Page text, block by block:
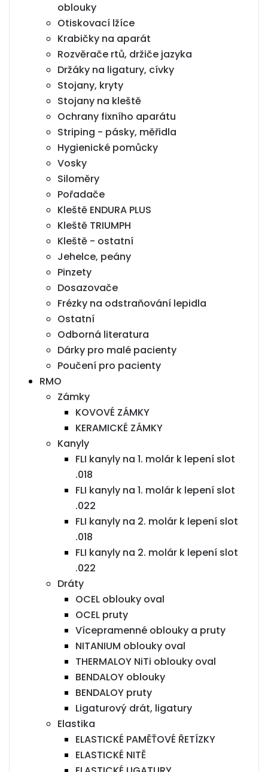
oblouky
Otiskovací lžíce
Krabičky na aparát
Rozvěrače rtů, držiče jazyka
Držáky na ligatury, cívky
Stojany, kryty
Stojany na kleště
Ochrany fixního aparátu
Striping - pásky, měřidla
Hygienické pomůcky
Vosky
Siloměry
Pořadače
Kleště ENDURA PLUS
Kleště TRIUMPH
Kleště - ostatní
Jehelce, peány
Pinzety
Dosazovače
Frézky na odstraňování lepidla
Ostatní
Odborná literatura
Dárky pro malé pacienty
Poučení pro pacienty
RMO
Zámky
KOVOVÉ ZÁMKY
KERAMICKÉ ZÁMKY
Kanyly
FLI kanyly na 1. molár k lepení slot
.018
FLI kanyly na 1. molár k lepení slot
.022
FLI kanyly na 2. molár k lepení slot
.018
FLI kanyly na 2. molár k lepení slot
.022
Dráty
OCEL oblouky oval
OCEL pruty
Vícepramenné oblouky a pruty
NITANIUM oblouky oval
THERMALOY NiTi oblouky oval
BENDALOY oblouky
BENDALOY pruty
Ligaturový drát, ligatury
Elastika
ELASTICKÉ PAMĚŤOVÉ ŘETÍZKY
ELASTICKÉ NITĚ